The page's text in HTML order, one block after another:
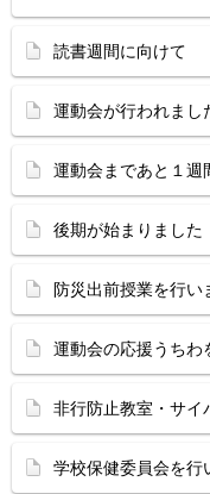
読書週間に向けて
運動会が行われまし
運動会まであと１週
後期が始まりました
防災出前授業を行い
運動会の応援うちわ
非行防止教室・サイ
学校保健委員会を行